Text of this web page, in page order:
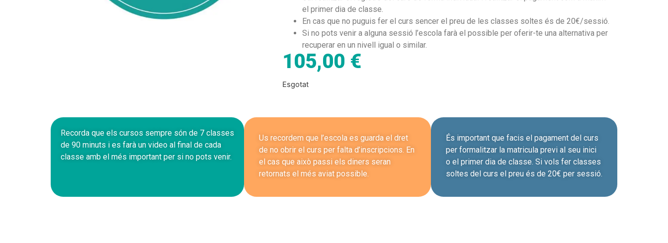
el primer dia de classe.
En cas que no puguis fer el curs sencer el preu de les classes soltes és de 20€/sessió.
Si no pots venir a alguna sessió l’escola farà el possible per oferir-te una alternativa per
recuperar en un nivell igual o similar.
105,00 €
Esgotat
Recorda que els cursos sempre són de 7 classes
de 90 minuts i es farà un video al final de cada
classe amb el més important per si no pots venir.
Us recordem que l’escola es guarda el dret
de no obrir el curs per falta d’inscripcions. En
el cas que això passi els diners seran
retornats el més aviat possible.
És important que facis el pagament del curs
per formalitzar la matricula previ al seu inici
o el primer dia de classe. Si vols fer classes
soltes del curs el preu és de 20€ per sessió.